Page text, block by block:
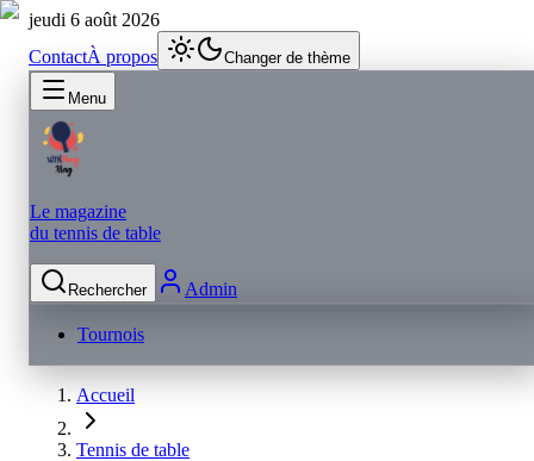
jeudi 6 août 2026
ContactÀ propos Changer de thème
Menu
Le magazine
du tennis de table
Rechercher Admin
Tournois
Accueil
Tennis de table